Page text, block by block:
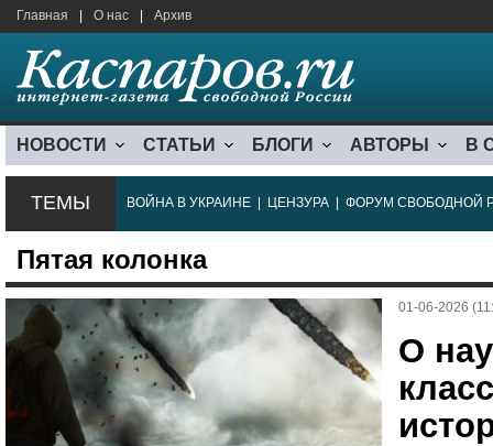
Главная О нас Архив
НОВОСТИ СТАТЬИ БЛОГИ АВТОРЫ В
ТЕМЫ ВОЙНА В УКРАИНЕ ЦЕНЗУРА ФОРУМ СВОБОДНОЙ
Пятая колонка
01-06-2026
О